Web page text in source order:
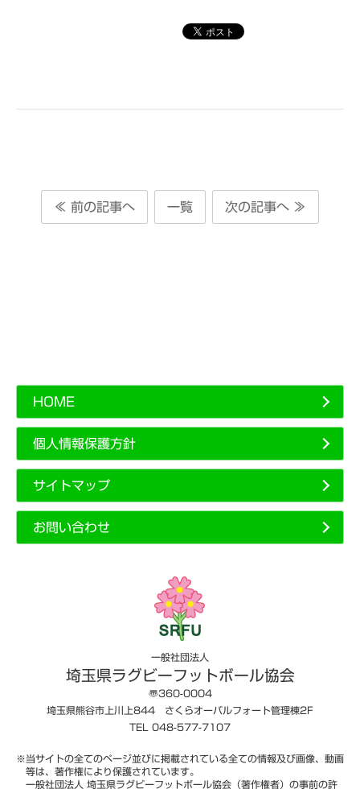
≪ 前の記事へ 一覧 次の記事へ ≫
HOME
個人情報保護方針
サイトマップ
お問い合わせ
一般社団法人
埼玉県ラグビーフットボール協会
〠360-0004
埼玉県熊谷市上川上844 さくらオーバルフォート管理棟2F
TEL 048-577-7107
※当サイトの全てのページ並びに掲載されている全ての情報及び画像、動画
等は、著作権により保護されています。
一般社団法人 埼玉県ラグビーフットボール協会（著作権者）の事前の許